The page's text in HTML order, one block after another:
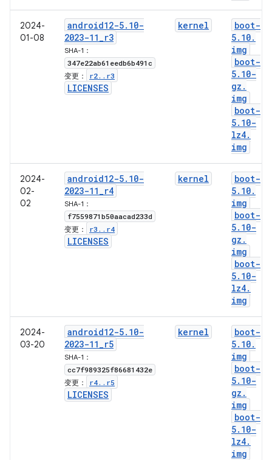
2024-
01-08
android12-5. 10-
2023-11_r3
SHA-1：
347e22ab61eedb6b491c
变更： r2. . r3
LICENSES
kernel
boot-
5. 10.
img
boot-
5. 10-
gz .
img
boot-
5. 10-
lz4.
img
2024-
02-
02
android12-5. 10-
2023-11_r4
SHA-1：
f7559871b50aacad233d
变更： r3 . . r4
LICENSES
kernel
boot-
5. 10.
img
boot-
5. 10-
gz .
img
boot-
5. 10-
lz4.
img
2024-
03-20
android12-5. 10-
2023-11_r5
SHA-1：
cc7f989325f86681432e
变更： r4. . r5
LICENSES
kernel
boot-
5. 10.
img
boot-
5. 10-
gz .
img
boot-
5. 10-
lz4.
img